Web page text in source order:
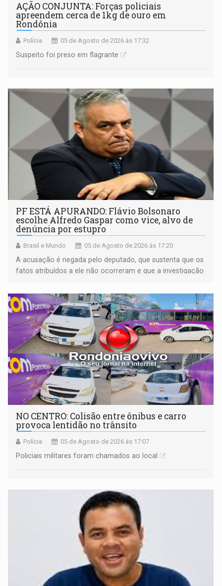
AÇÃO CONJUNTA: Forças policiais
apreendem cerca de 1kg de ouro em
Rondônia
Polícia 05 de Agosto de 2026 às 17:32
Suspeito foi preso em flagrante
PF ESTÁ APURANDO: Flávio Bolsonaro
escolhe Alfredo Gaspar como vice, alvo de
denúncia por estupro
Brasil e Mundo 05 de Agosto de 2026 às 17:20
A acusação é negada pelo deputado, que sustenta que os
fatos atribuídos a ele não ocorreram e que a investigação
NO CENTRO: Colisão entre ônibus e carro
provoca lentidão no trânsito
Polícia 05 de Agosto de 2026 às 17:07
Policiais militares foram chamados ao local